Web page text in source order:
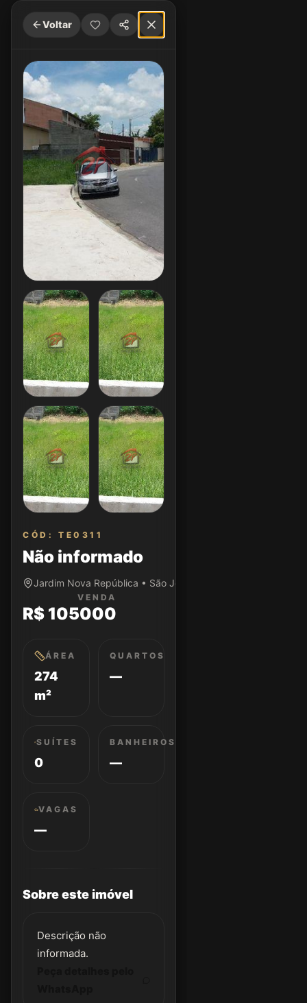
Voltar
CÓD: TE0311
Não informado
Jardim Nova República • São José dos Campos/SP
VENDA
R$ 105000
ÁREA
274
m²
QUARTOS
—
SUÍTES
0
BANHEIROS
—
VAGAS
—
Sobre este imóvel
Descrição não
informada.